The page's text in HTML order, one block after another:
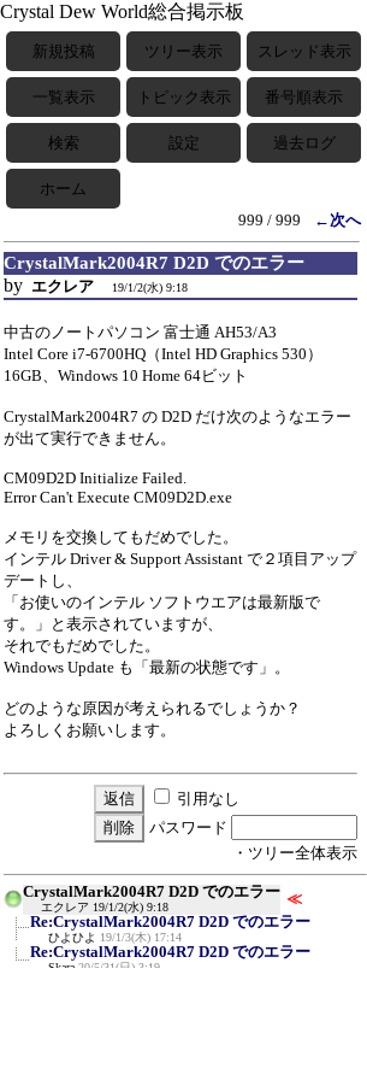
Crystal Dew World総合掲示板
新規投稿 ツリー表示 スレッド表示
一覧表示 トピック表示 番号順表示
検索 設定 過去ログ
ホーム
999 / 999
←次へ
CrystalMark2004R7 D2D でのエラー
by エクレア 19/1/2(水) 9:18
中古のノートパソコン 富士通 AH53/A3
Intel Core i7-6700HQ（Intel HD Graphics 530）
16GB、Windows 10 Home 64ビット
CrystalMark2004R7 の D2D だけ次のようなエラー
が出て実行できません。
CM09D2D Initialize Failed.
Error Can't Execute CM09D2D.exe
メモリを交換してもだめでした。
インテル Driver & Support Assistant で２項目アップ
デートし、
「お使いのインテル ソフトウエアは最新版で
す。」と表示されていますが、
それでもだめでした。
Windows Update も「最新の状態です」。
どのような原因が考えられるでしょうか？
よろしくお願いします。
引用なし
パスワード
・ツリー全体表示
CrystalMark2004R7 D2D でのエラー
エクレア 19/1/2(水) 9:18
≪
Re:CrystalMark2004R7 D2D でのエラー
ひよひよ 19/1/3(木) 17:14
Re:CrystalMark2004R7 D2D でのエラー
Skara 20/5/31(日) 3:19